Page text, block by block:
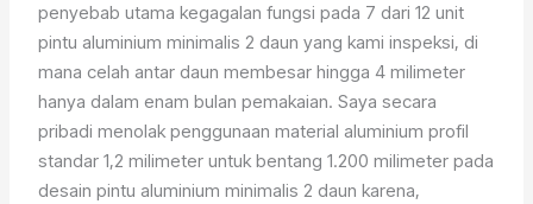
penyebab utama kegagalan fungsi pada 7 dari 12 unit
pintu aluminium minimalis 2 daun yang kami inspeksi, di
mana celah antar daun membesar hingga 4 milimeter
hanya dalam enam bulan pemakaian. Saya secara
pribadi menolak penggunaan material aluminium profil
standar 1,2 milimeter untuk bentang 1.200 milimeter pada
desain pintu aluminium minimalis 2 daun karena,